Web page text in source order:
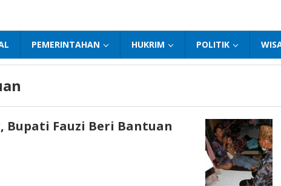
PEMERINTAHAN HUKRIM POLITIK
Bupati Fauzi Beri Bantuan